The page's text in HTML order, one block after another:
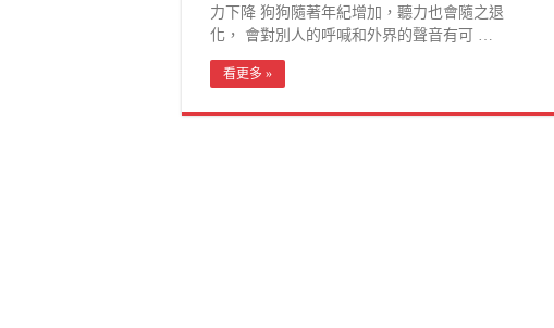
力下降 狗狗隨著年紀增加，聽力也會隨之退
化， 會對別人的呼喊和外界的聲音有可 …
看更多 »